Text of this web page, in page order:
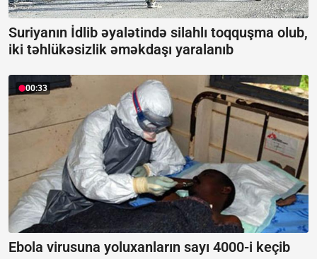
Suriyanın İdlib əyalətində silahlı toqquşma olub,
iki təhlükəsizlik əməkdaşı yaralanıb
00:33
Ebola virusuna yoluxanların sayı 4000-i keçib